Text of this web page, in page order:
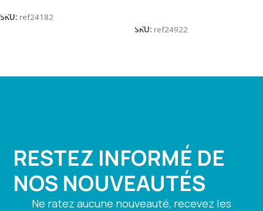
SKU: ref24182
SKU: ref24922
RESTEZ INFORMÉ DE
NOS NOUVEAUTÉS
Ne ratez aucune nouveauté, recevez les